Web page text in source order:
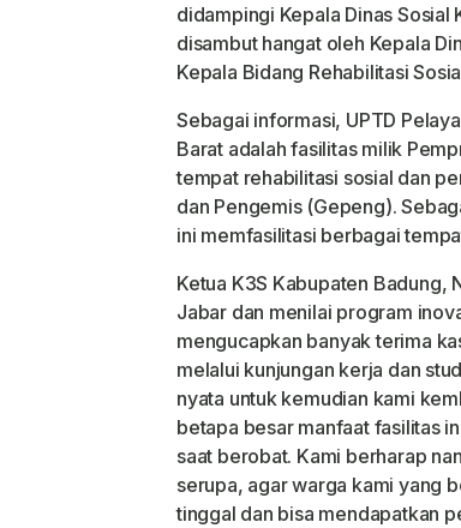
didampingi Kepala Dinas
disambut hangat oleh Kepala
Kepala Bidang Rehabilitasi
Sebagai informasi, UPTD
Barat adalah fasilitas milik
tempat rehabilitasi sosial dan
dan Pengemis (Gepeng).
ini memfasilitasi berbagai
Ketua K3S Kabupaten Badung,
Jabar dan menilai program
mengucapkan banyak terima
melalui kunjungan kerja dan
nyata untuk kemudian kami
betapa besar manfaat fasilitas
saat berobat. Kami berharap
serupa, agar warga kami yang
tinggal dan bisa mendapatkan